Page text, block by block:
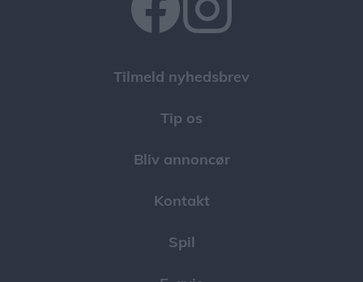
Tilmeld nyhedsbrev
Tip os
Bliv annoncør
Kontakt
Spil